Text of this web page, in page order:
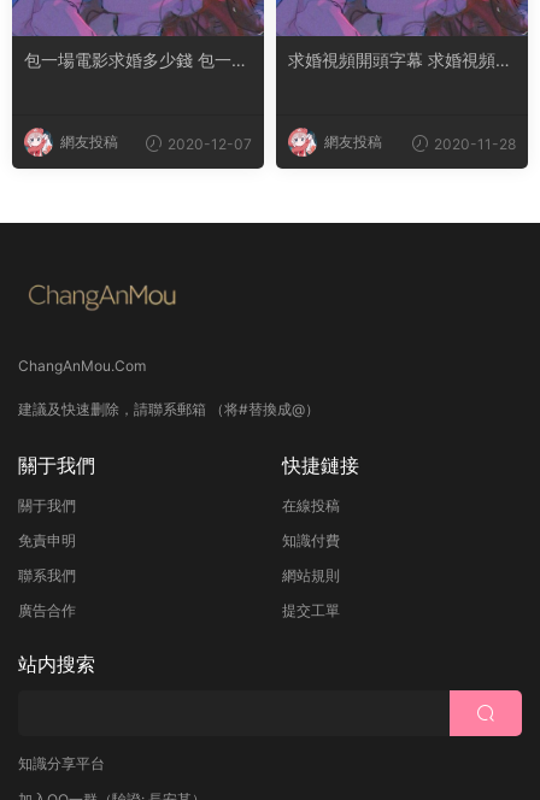
包一場電影求婚多少錢 包一場
網友投稿 2020-12-07
求婚視頻開頭字幕 求婚視頻開
網友投稿 2020-11-28
ChangAnMou.Com
建議及快速删除，請聯系郵箱 （将#替換成@）
關于我們
關于我們
免責申明
聯系我們
廣告合作
快捷鏈接
在線投稿
知識付費
網站規則
提交工單
站内搜索
知識分享平台